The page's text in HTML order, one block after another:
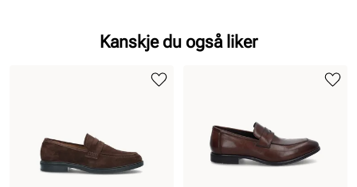
Kanskje du også liker